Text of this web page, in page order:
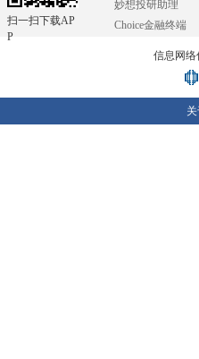
扫一扫下载AP
P
妙想投研助理
Choice金融终端
信息网络